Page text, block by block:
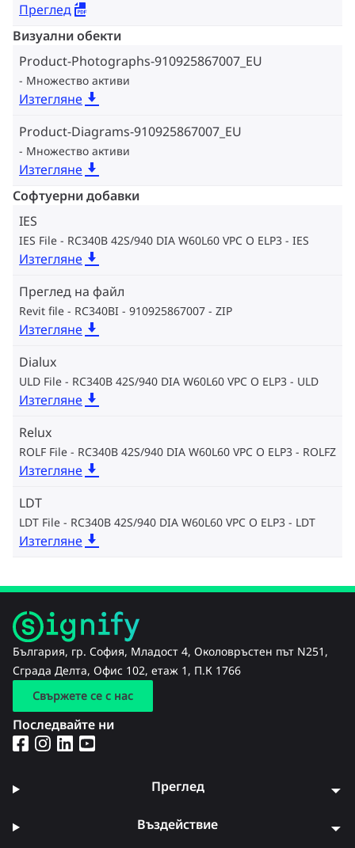
Преглед
Визуални обекти
Product-Photographs-910925867007_EU
Множество активи
Изтегляне
Product-Diagrams-910925867007_EU
Множество активи
Изтегляне
Софтуерни добавки
IES
IES File - RC340B 42S/940 DIA W60L60 VPC O ELP3 IES
Изтегляне
Преглед на файл
Revit file - RC340BI - 910925867007 ZIP
Изтегляне
Dialux
ULD File - RC340B 42S/940 DIA W60L60 VPC O ELP3 ULD
Изтегляне
Relux
ROLF File - RC340B 42S/940 DIA W60L60 VPC O ELP3 ROLFZ
Изтегляне
LDT
LDT File - RC340B 42S/940 DIA W60L60 VPC O ELP3 LDT
Изтегляне
България, гр. София, Младост 4, Околовръстен път N251,
Сграда Делта, Офис 102, етаж 1, П.К 1766
Свържете се с нас
Последвайте ни
Преглед
Въздействие